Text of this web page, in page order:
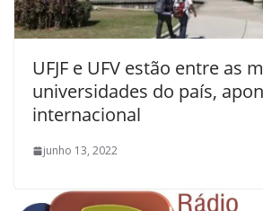
UFJF e UFV estão entre as
universidades do país,
internacional
junho 13, 2022